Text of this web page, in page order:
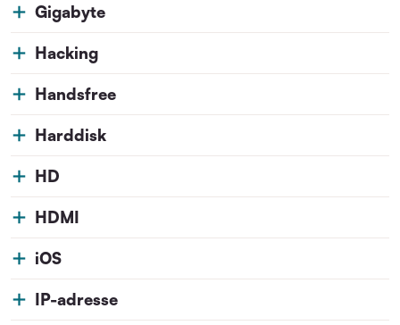
Gigabyte
Hacking
Handsfree
Harddisk
HD
HDMI
iOS
IP-adresse